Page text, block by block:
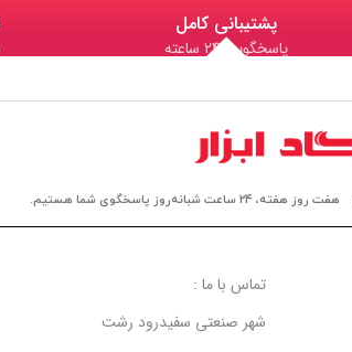
پشتیبانی کامل
پاسخگویی 24 ساعته
هفت روز هفته، ۲۴ ساعت شبانه‌روز پاسخگوی شما هستیم.
تماس با ما :
شهر صنعتی سفیدرود رشت